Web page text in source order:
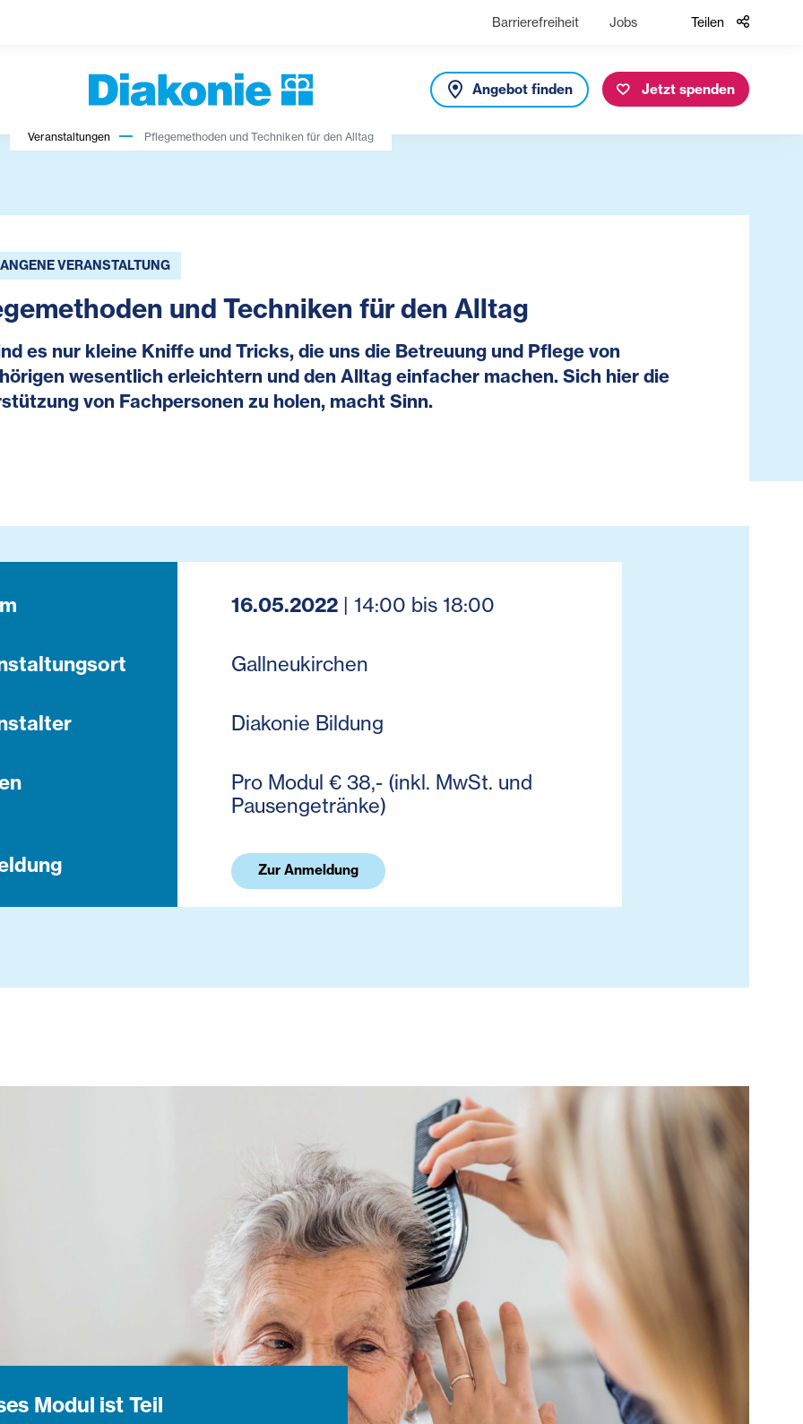
Barrierefreiheit Jobs Teilen
Angebot finden Jetzt spenden
Veranstaltungen Pflegemethoden und Techniken für den Alltag
VERANSTALTUNG
und Techniken für den Alltag
es nur kleine Kniffe und Tricks, die uns die Betreuung und Pflege von
wesentlich erleichtern und den Alltag einfacher machen. Sich hier die
von Fachpersonen zu holen, macht Sinn.
16.05.2022 | 14:00 bis 18:00
Gallneukirchen
Diakonie Bildung
Pro Modul € 38,- (inkl. MwSt. und
Pausengetränke)
Zur Anmeldung
Modul ist Teil